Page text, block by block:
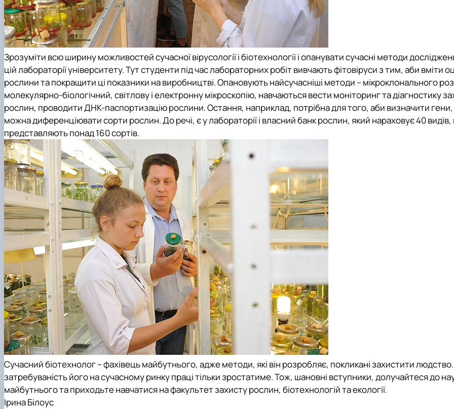
Зрозуміти всю ширину можливостей сучасної вірусології і біотехнології і опанувати сучасні методи
цій лабораторії університету. Тут студенти під час лабораторних робіт вивчають фітовіруси з тим, аби вміти
рослини та покращити ці показники на виробництві. Опановують найсучасніші методи – мікроклонального
молекулярно-біологічний, світлову і електронну мікроскопію, навчаються вести моніторинг та діагностику
рослин, проводити ДНК-паспортизацію рослини. Остання, наприклад, потрібна для того, аби визначити
можна диференціювати сорти рослин. До речі, є у лабораторії і власний банк рослин, який нараховує 40
представляють понад 160 сортів.
Сучасний біотехнолог – фахівець майбутнього, адже методи, які він розробляє, покликані захистити
затребуваність його на сучасному ринку праці тільки зростатиме. Тож, шановні вступники, долучайтеся до
майбутнього та приходьте навчатися на факультет захисту рослин, біотехнологій та екології.
Ірина Білоус